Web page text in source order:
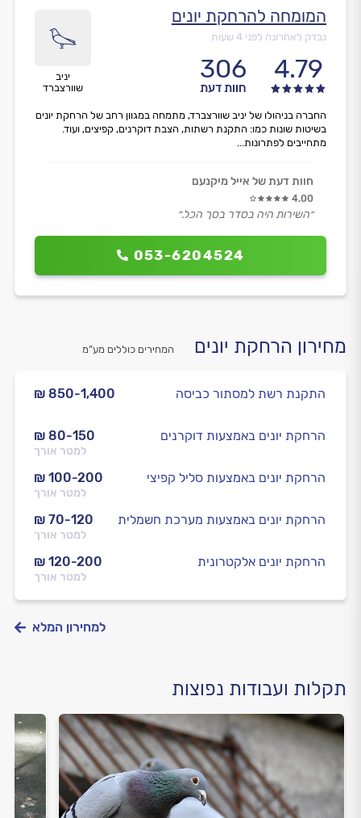
יניב
שוורצברד
המומחה להרחקת יונים
נבדק לאחרונה לפני 4 שעות
4.79
306
חוות דעת
053-6204524
החברה בניהולו של יניב שוורצברד, מתמחה במגוון רחב של הרחקת יונים
בשיטות שונות כמו: התקנת רשתות, הצבת דוקרנים, קפיצים, ועוד.
מתחייבים לפתרונות...
חוות דעת של אייל מיקנעם
4.00
״השירות היה בסדר בסך הכל.״
מחירון הרחקת יונים המחירים כוללים מע”מ
₪ 850-1,400 התקנת רשת למסתור כביסה
₪ 80-150
למטר אורך
הרחקת יונים באמצעות דוקרנים
₪ 100-200
למטר אורך
הרחקת יונים באמצעות סליל קפיצי
₪ 70-120
למטר אורך
הרחקת יונים באמצעות מערכת חשמלית
₪ 120-200
למטר אורך
הרחקת יונים אלקטרונית
למחירון המלא
תקלות ועבודות נפוצות